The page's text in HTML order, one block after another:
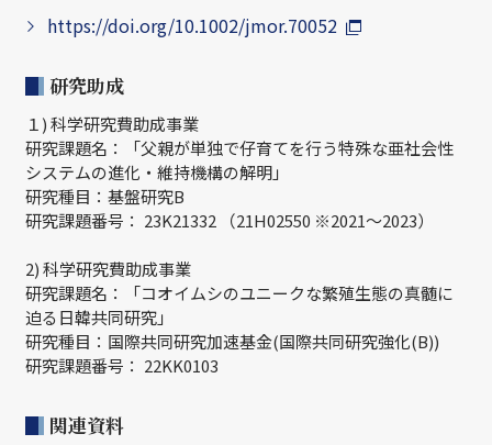
https://doi.org/10.1002/jmor.70052
研究助成
１) 科学研究費助成事業
研究課題名：「父親が単独で仔育てを行う特殊な亜社会性
システムの進化・維持機構の解明」
研究種目：基盤研究B
研究課題番号： 23K21332 （21H02550 ※2021～2023）
2) 科学研究費助成事業
研究課題名：「コオイムシのユニークな繁殖生態の真髄に
迫る日韓共同研究」
研究種目：国際共同研究加速基金(国際共同研究強化(B))
研究課題番号： 22KK0103
関連資料